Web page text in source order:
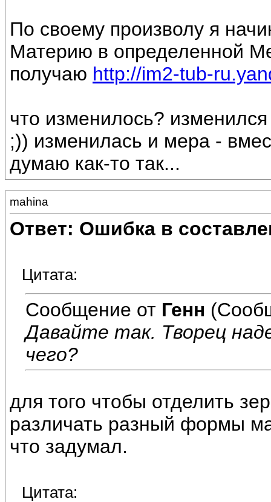
По своему произволу я
Материю в определенной
получаю http://im2-tub-
что изменилось?
;)) изменилась и мера -
думаю как-то так...
mahina
Ответ: Ошибка в
Цитата:
Сообщение от Генн
Давайте так. Творец
чего?
для того чтобы отделить
различать разный формы
что задумал.
Цитата: